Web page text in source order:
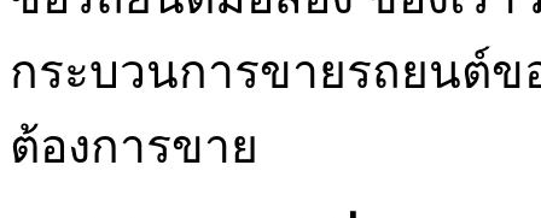
กระบวนการขายรถยนต์
ต้องการขาย